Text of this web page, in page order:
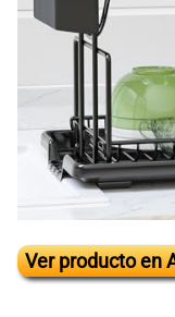
Ver producto en